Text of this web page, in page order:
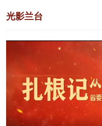
光影兰台